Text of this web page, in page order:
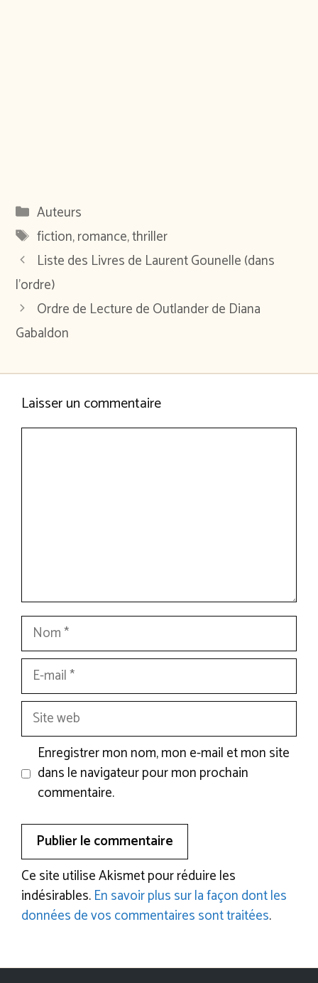
Catégories
Auteurs
Étiquettes
fiction,romance,thriller
Liste des Livres de Laurent Gounelle (dans
l’ordre)
Ordre de Lecture de Outlander de Diana
Gabaldon
Laisser un commentaire
Nom
mail
Site
web
Enregistrer mon nom, mon e-mail et mon site
dans le navigateur pour mon prochain
commentaire.
Ce site utilise Akismet pour réduire les
indésirables.En savoir plus sur la façon dont les
données de vos commentaires sont traitées.